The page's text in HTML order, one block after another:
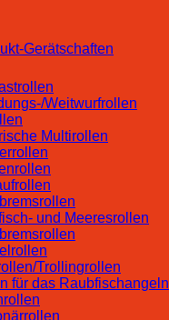
Gerätschaften
Weitwurfrollen
Multirollen
und Meeresrollen
Trollingrollen
für das Raubfischangeln